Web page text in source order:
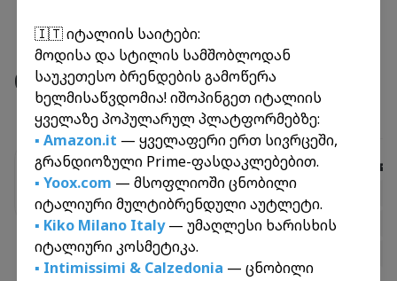
რეისები
✈️საჰაერო რეისები
ამერიკა დიდი ბრიტანეთი ჩინეთი
🚐
🇮🇹 იტალიის საიტები:
მოდისა და სტილის სამშობლოდან
საუკეთესო ბრენდების გამოწერა
ხელმისაწვდომია! იშოპინგეთ იტალიის
ყველაზე პოპულარულ პლატფორმებზე:
▪️ Amazon.it — ყველაფერი ერთ სივრცეში,
გრანდიოზული Prime-ფასდაკლებებით.
▪️ Yoox.com — მსოფლიოში ცნობილი
იტალიური მულტიბრენდული აუტლეტი.
▪️ Kiko Milano Italy — უმაღლესი ხარისხის
იტალიური კოსმეტიკა.
▪️ Intimissimi & Calzedonia — ცნობილი